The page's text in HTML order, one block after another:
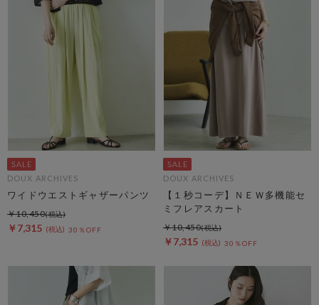
DOUX ARCHIVES
ワイドウエストギャザーパンツ
￥7,315 30％OFF
￥10,450
DOUX ARCHIVES
【１秒コーデ】ＮＥＷ多機能セ
ミフレアスカート
￥7,315 30％OFF
￥10,450